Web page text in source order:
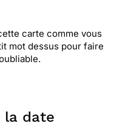
carte comme vous
mot dessus pour faire
la date